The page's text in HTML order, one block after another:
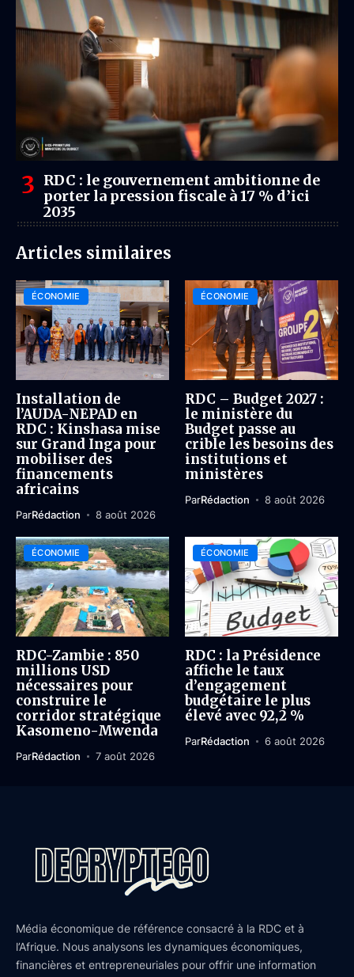
RDC : le gouvernement ambitionne de
porter la pression fiscale à 17 % d’ici
2035
Articles similaires
ÉCONOMIE
Installation de
l’AUDA-NEPAD en
RDC : Kinshasa mise
sur Grand Inga pour
mobiliser des
financements
africains
ParRédaction 8 août 2026
ÉCONOMIE
RDC – Budget 2027 :
le ministère du
Budget passe au
crible les besoins des
institutions et
ministères
ParRédaction 8 août 2026
ÉCONOMIE
RDC-Zambie : 850
millions USD
nécessaires pour
construire le
corridor stratégique
Kasomeno-Mwenda
ParRédaction 7 août 2026
ÉCONOMIE
RDC : la Présidence
affiche le taux
d’engagement
budgétaire le plus
élevé avec 92,2 %
ParRédaction 6 août 2026
Média économique de référence consacré à la RDC et à
l’Afrique. Nous analysons les dynamiques économiques,
financières et entrepreneuriales pour offrir une information